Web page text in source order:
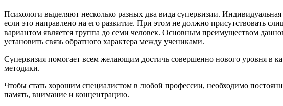
Психологи выделяют несколько разных два вида супервизии.
если это направлено на его развитие. При этом не должно присутствовать
вариантом является группа до семи человек. Основным преимуществом
установить связь обратного характера между учениками.
Супервизия помогает всем желающим достичь совершенно нового уровня в
методики.
Чтобы стать хорошим специалистом в любой профессии, необходимо
память, внимание и концентрацию.